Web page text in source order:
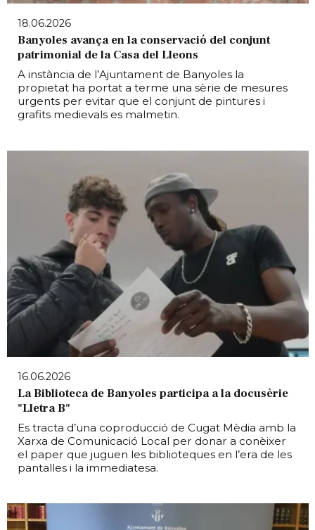
18.06.2026
Banyoles avança en la conservació del conjunt
patrimonial de la Casa del Lleons
A instància de l’Ajuntament de Banyoles la
propietat ha portat a terme una sèrie de mesures
urgents per evitar que el conjunt de pintures i
grafits medievals es malmetin.
16.06.2026
La Biblioteca de Banyoles participa a la docusèrie
"Lletra B"
Es tracta d’una coproducció de Cugat Mèdia amb la
Xarxa de Comunicació Local per donar a conèixer
el paper que juguen les biblioteques en l’era de les
pantalles i la immediatesa.